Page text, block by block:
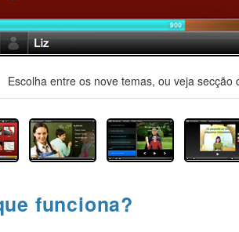
Escolha entre os nove temas, ou veja secção
funciona?